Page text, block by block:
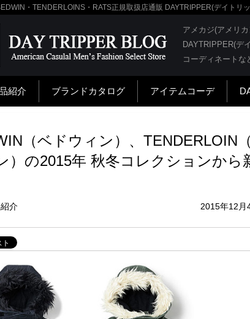
・TENDERLOINS・RATS正規取扱店通販 DAYTRIPPER(デイトリ
アメカジ(アメリ
DAYTRIPPER(デ
コーディネートな
紹介 ブランドカタログ アイテムコーデ
（ベドウィン）、TENDERLOIN
）の2015年 秋冬コレクションから
介 2015年12月